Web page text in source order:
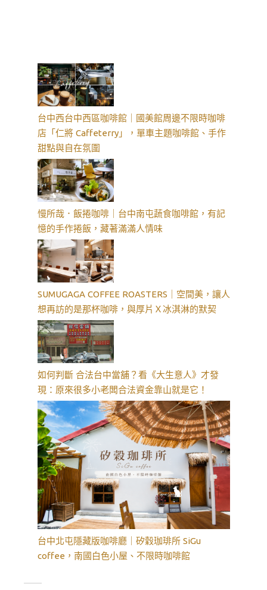
台中西台中西區咖啡館｜國美館周邊不限時咖啡
店「仁將 Caffeterry」，單車主題咖啡館、手作
甜點與自在氛圍
慢所哉．飯捲咖啡｜台中南屯蔬食咖啡館，有記
憶的手作捲飯，藏著滿滿人情味
SUMUGAGA COFFEE ROASTERS｜空間美，讓人
想再訪的是那杯咖啡，與厚片Ｘ冰淇淋的默契
如何判斷 合法台中當舖？看《大生意人》才發
現：原來很多小老闆合法資金靠山就是它！
台中北屯隱藏版咖啡廳｜矽穀珈琲所 SiGu
coffee，南國白色小屋、不限時咖啡館